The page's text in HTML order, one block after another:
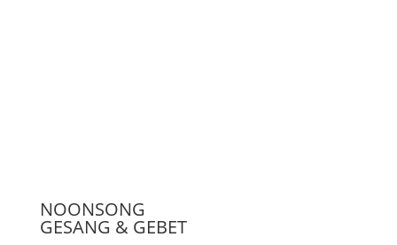
NOONSONG
GESANG & GEBET